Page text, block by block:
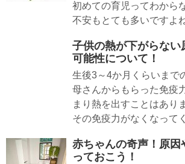
初めての育児ってわから
不安もとても多いですよ
子供の熱が下がらない
可能性について！
生後3～4か月くらいまで
母さんからもらった免疫
まり熱を出すことはあり
その免疫力がなくなって
赤ちゃんの奇声！原因
っておこう！